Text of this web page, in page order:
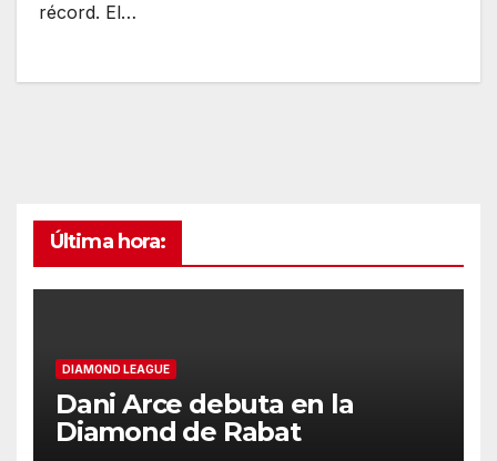
récord. El…
Última hora:
DIAMOND LEAGUE
Dani Arce debuta en la
Diamond de Rabat